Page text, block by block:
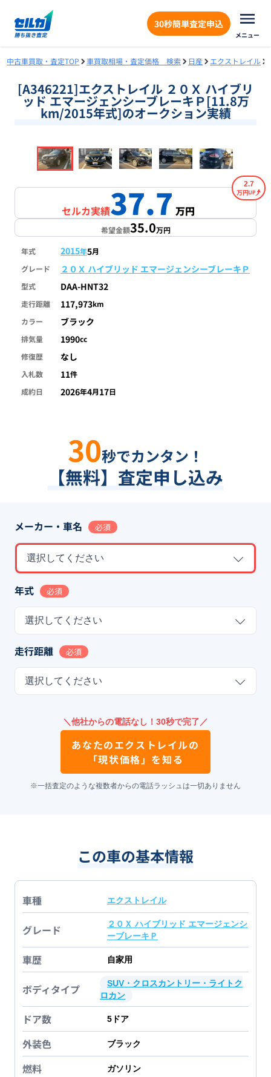
30秒簡単査定申込
メニュー
中古車買取・査定TOP 車買取相場・査定価格 検索 日産 エクストレイル
[A346221]エクストレイル ２０Ｘ ハイブリ
ッド エマージェンシーブレーキＰ[11.8万
km/2015年式]のオークション実績
1/18
セルカ実績37.7万円
2.7
万円
希望金額35.0万円
年式 2015年5月
グレード
２０Ｘ ハイブリッド エマージェンシーブレーキＰ
型式 DAA-HNT32
走行距離 117,973km
カラー
ブラック
排気量 1990cc
修復歴
なし
入札数 11件
成約日
2026年4月17日
30秒でカンタン！
【無料】査定申し込み
メーカー・車名 必須
選択してください
年式 必須
選択してください
走行距離 必須
選択してください
＼他社からの電話なし！30秒で完了／
あなたのエクストレイルの
「現状価格」を知る
※一括査定のような複数者からの電話ラッシュは一切ありません
この車の基本情報
車種 エクストレイル
グレード
２０Ｘ ハイブリッド エマージェンシ
ーブレーキＰ
車歴 自家用
ボディタイプ
SUV・クロスカントリー・ライトク
ロカン
ドア数 5 ドア
外装色 ブラック
燃料 ガソリン